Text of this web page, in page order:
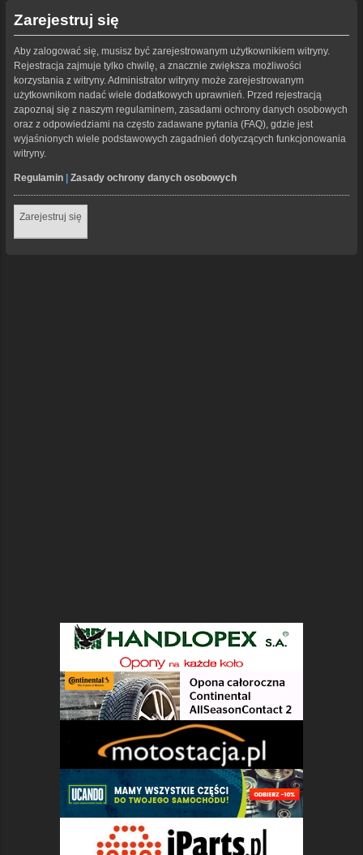
Zarejestruj się
Aby zalogować się, musisz być zarejestrowanym użytkownikiem witryny.
Rejestracja zajmuje tylko chwilę, a znacznie zwiększa możliwości
korzystania z witryny. Administrator witryny może zarejestrowanym
użytkownikom nadać wiele dodatkowych uprawnień. Przed rejestracją
zapoznaj się z naszym regulaminem, zasadami ochrony danych osobowych
oraz z odpowiedziami na często zadawane pytania (FAQ), gdzie jest
wyjaśnionych wiele podstawowych zagadnień dotyczących funkcjonowania
witryny.
Regulamin | Zasady ochrony danych osobowych
Zarejestruj się